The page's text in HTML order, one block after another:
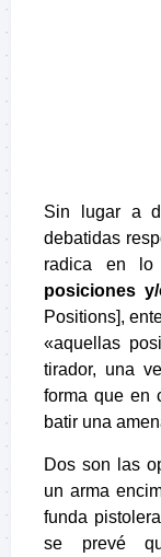
Sin lugar a
debatidas
radica en lo
posiciones
Positions],
«aquellas
tirador, una
forma que en
batir una
Dos son las
un arma
funda
se prevé